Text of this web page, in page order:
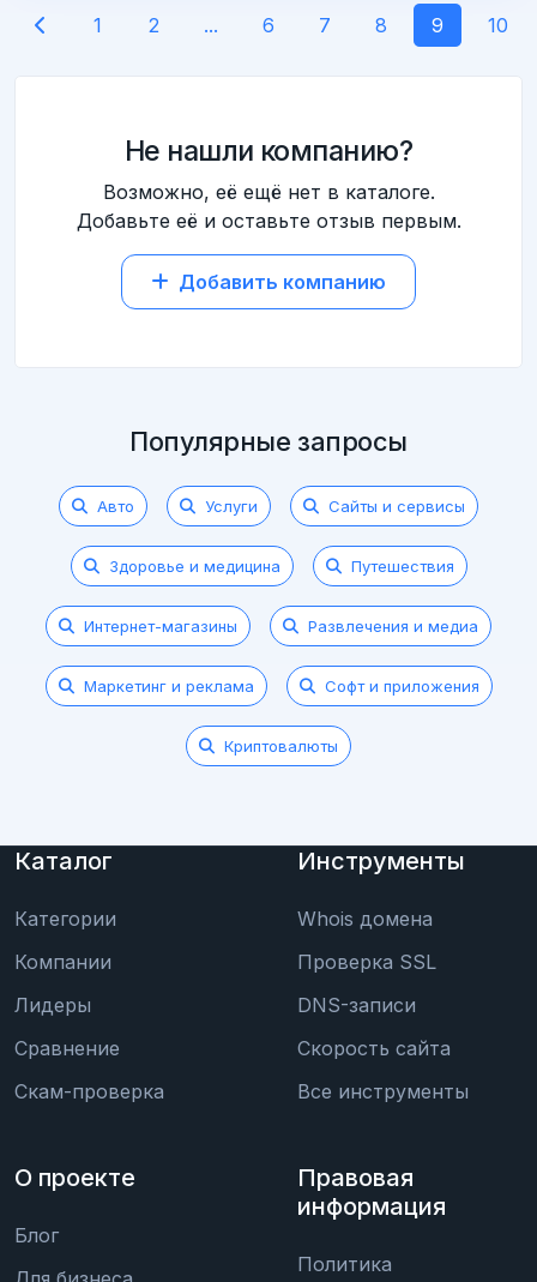
1 2 ... 6 7 8 9 10
Не нашли компанию?
Возможно, её ещё нет в каталоге.
Добавьте её и оставьте отзыв первым.
Добавить компанию
Популярные запросы
Авто Услуги Сайты и сервисы
Здоровье и медицина Путешествия
Интернет-магазины Развлечения и медиа
Маркетинг и реклама Софт и приложения
Криптовалюты
Каталог
Категории
Компании
Лидеры
Сравнение
Скам-проверка
Инструменты
Whois домена
Проверка SSL
DNS-записи
Скорость сайта
Все инструменты
О проекте
Блог
Правовая
информация
Политика